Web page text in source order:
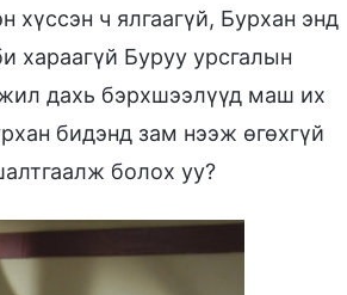
хүссэн ч ялгаагүй, Бурхан энд
хараагүй Буруу урсгалын
дахь бэрхшээлүүд маш их
бидэнд зам нээж өгөхгүй
болох уу?